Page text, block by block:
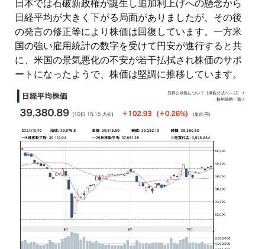
日本では石破新政権が誕生し追加利上げへの懸念から
日経平均が大きく下がる局面がありましたが、その後
の発言の修正等により株価は回復しています。一方米
国の強い雇用統計の数字を受けて円安が進行すると共
に、米国の景気悪化の不安が若干払拭され株価のサポ
ートになったようで、株価は堅調に推移しています。